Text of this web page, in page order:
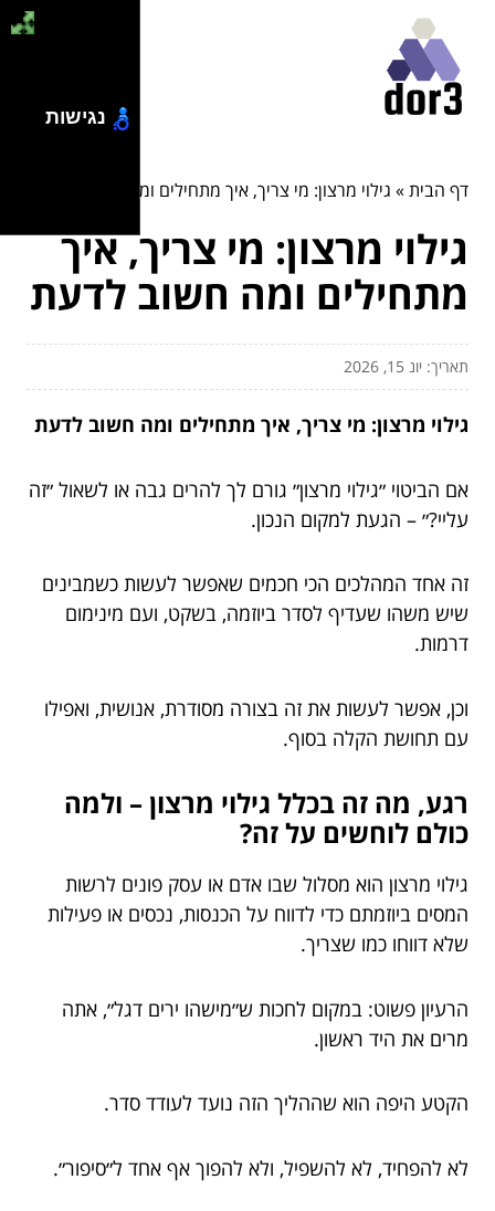
דף הבית» גילוי מרצון: מי צריך, איך מתחילים ומה חשוב לדעת
גילוי מרצון: מי צריך, איך
מתחילים ומה חשוב לדעת
תאריך: יונ 15, 2026
גילוי מרצון: מי צריך, איך מתחילים ומה חשוב לדעת
אם הביטוי ״גילוי מרצון״ גורם לך להרים גבה או לשאול ״זה
עליי?״ – הגעת למקום הנכון.
זה אחד המהלכים הכי חכמים שאפשר לעשות כשמבינים
שיש משהו שעדיף לסדר ביוזמה, בשקט, ועם מינימום
דרמות.
וכן, אפשר לעשות את זה בצורה מסודרת, אנושית, ואפילו
עם תחושת הקלה בסוף.
רגע, מה זה בכלל גילוי מרצון – ולמה
כולם לוחשים על זה?
גילוי מרצון הוא מסלול שבו אדם או עסק פונים לרשות
המסים ביוזמתם כדי לדווח על הכנסות, נכסים או פעילות
שלא דווחו כמו שצריך.
הרעיון פשוט: במקום לחכות ש״מישהו ירים דגל״, אתה
מרים את היד ראשון.
הקטע היפה הוא שההליך הזה נועד לעודד סדר.
לא להפחיד, לא להשפיל, ולא להפוך אף אחד ל״סיפור״.
נגישות